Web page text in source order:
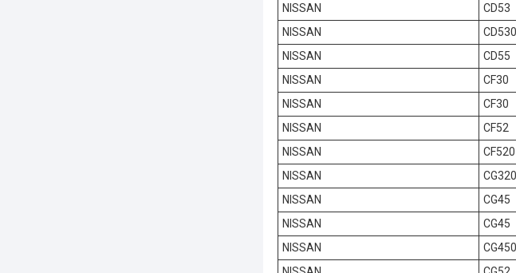
NISSAN
CD53
NISSAN
CD530
NISSAN
CD55
NISSAN
CF30
NISSAN
CF30
NISSAN
CF52
NISSAN
CF520
NISSAN
CG320
NISSAN
CG45
NISSAN
CG45
NISSAN
CG450